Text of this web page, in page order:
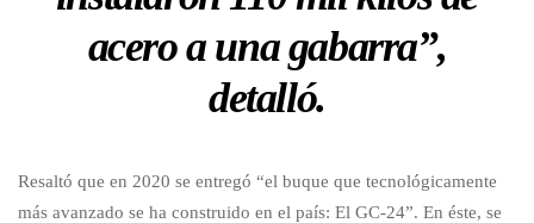
acero a una gabarra”,
detalló.
Resaltó que en 2020 se entregó “el buque que tecnológicamente
más avanzado se ha construido en el país: El GC-24”. En éste, se